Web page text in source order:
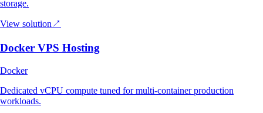
storage.
View solution ↗
Docker VPS Hosting
Docker
Dedicated vCPU compute tuned for multi-container production
workloads.